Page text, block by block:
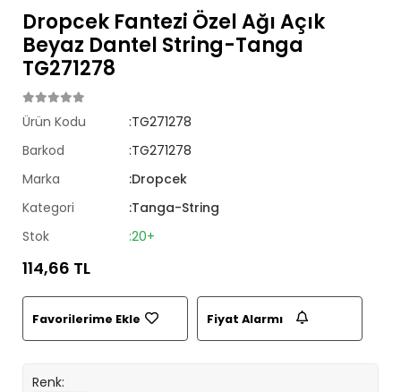
Dropcek Fantezi Özel Ağı Açık
Beyaz Dantel String-Tanga
TG271278
Ürün Kodu
:TG271278
Barkod
:TG271278
Marka
:Dropcek
Kategori
:Tanga-String
Stok
:20+
114,66 TL
Favorilerime Ekle Fiyat Alarmı
Renk: